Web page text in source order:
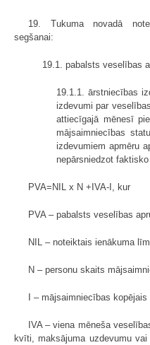
19. Tukuma novadā
segšanai:
19.1. pabalsts veselības
19.1.1. ārstniecības
izdevumi par
attiecīgajā mēnesī
mājsaimniecības
izdevumiem apmēru
nepārsniedzot
PVA=NIL x N +IVA-I, kur
PVA – pabalsts veselības
NIL – noteiktais ienākuma
N – personu skaits
I – mājsaimniecības
IVA – viena mēneša
kvīti, maksājuma uzdevumu vai